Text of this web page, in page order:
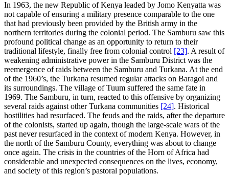
In 1963, the new Republic of Kenya leaded by Jomo Kenyatta was
not capable of ensuring a military presence comparable to the one
that had previously been provided by the British army in the
northern territories during the colonial period. The Samburu saw this
profound political change as an opportunity to return to their
traditional lifestyle, finally free from colonial control [23]. A result of
weakening administrative power in the Samburu District was the
reemergence of raids between the Samburu and Turkana. At the end
of the 1960’s, the Turkana resumed regular attacks on Baragoi and
its surroundings. The village of Tuum suffered the same fate in
1969. The Samburu, in turn, reacted to this offensive by organizing
several raids against other Turkana communities [24]. Historical
hostilities had resurfaced. The feuds and the raids, after the departure
of the colonists, started up again, though the large-scale wars of the
past never resurfaced in the context of modern Kenya. However, in
the north of the Samburu County, everything was about to change
once again. The crisis in the countries of the Horn of Africa had
considerable and unexpected consequences on the lives, economy,
and society of this region’s pastoral populations.